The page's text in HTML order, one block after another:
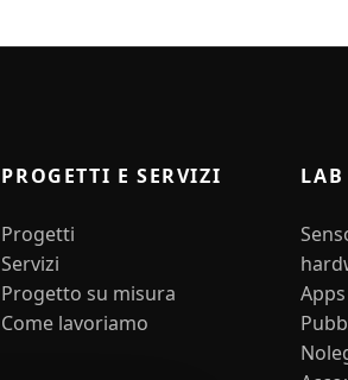
PROGETTI E SERVIZI
Progetti
Servizi
Progetto su misura
Come lavoriamo
LAB